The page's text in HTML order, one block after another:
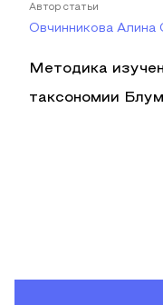
Автор статьи
Овчинникова Алина
Методика
таксономии